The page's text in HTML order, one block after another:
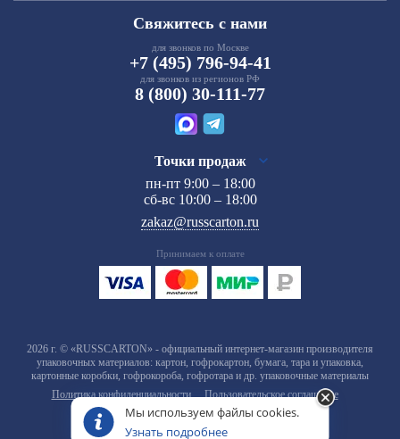
Свяжитесь с нами
для звонков по Москве
+7 (495) 796-94-41
для звонков из регионов РФ
8 (800) 30-111-77
Точки продаж
пн-пт 9:00 – 18:00
сб-вс 10:00 – 18:00
zakaz@russcarton.ru
Принимаем к оплате
2026 г. © «RUSSCARTON» - официальный интернет-магазин производителя
упаковочных материалов: картон, гофрокартон, бумага, тара и упаковка,
картонные коробки, гофрокороба, гофротара и др. упаковочные материалы
Политика конфиденциальности
Пользовательское соглашение
Мы используем файлы cookies.
Узнать подробнее